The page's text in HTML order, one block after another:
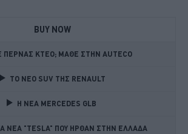
BUY NOW
ΠΕΡΝΑΣ ΚΤΕΟ; ΜΑΘΕ ΣΤΗΝ ΑUTECO
TO NEO SUV ΤΗΣ RENAULT
Η ΝΕΑ MERCEDES GLB
ΝΕΑ "TESLA" ΠΟΥ ΗΡΘΑΝ ΣΤΗΝ ΕΛΛΑΔΑ